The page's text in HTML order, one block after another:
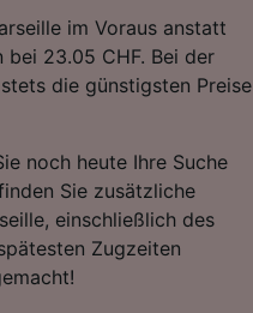
im Voraus anstatt
bei 23.05 CHF. Bei der
die günstigsten Preise
noch heute Ihre Suche
Sie zusätzliche
einschließlich des
Zugzeiten